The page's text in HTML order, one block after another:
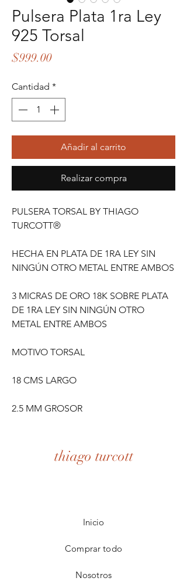
Pulsera Plata 1ra Ley
925 Torsal
$999.00Precio
Cantidad *
Añadir al carrito
Realizar compra
PULSERA TORSAL BY THIAGO
TURCOTT®
HECHA EN PLATA DE 1RA LEY SIN
NINGÚN OTRO METAL ENTRE AMBOS
3 MICRAS DE ORO 18K SOBRE PLATA
DE 1RA LEY SIN NINGÚN OTRO
METAL ENTRE AMBOS
MOTIVO TORSAL
18 CMS LARGO
2.5 MM GROSOR
thiago turcott
Inicio
Comprar todo
Nosotros